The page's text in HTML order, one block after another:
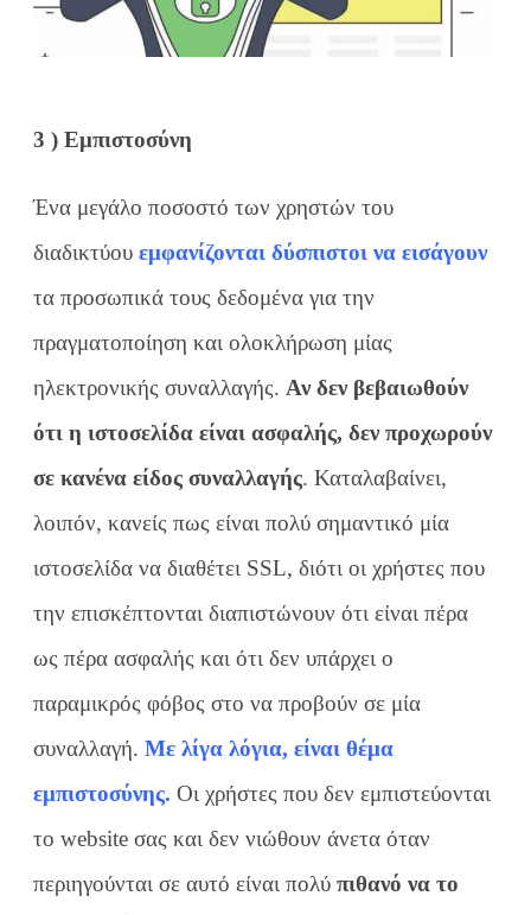
3 ) Εμπιστοσύνη
Ένα μεγάλο ποσοστό των χρηστών του
διαδικτύουεμφανίζονται δύσπιστοι να εισάγουν
τα προσωπικά τους δεδομένα για την
πραγματοποίηση και ολοκλήρωση μίας
ηλεκτρονικής συναλλαγής. Αν δεν βεβαιωθούν
ότι η ιστοσελίδα είναι ασφαλής, δεν προχωρούν
σε κανένα είδος συναλλαγής. Καταλαβαίνει,
λοιπόν, κανείς πως είναι πολύ σημαντικό μία
ιστοσελίδα να διαθέτει SSL, διότι οι χρήστες που
την επισκέπτονται διαπιστώνουν ότι είναι πέρα
ως πέρα ασφαλής και ότι δεν υπάρχει ο
παραμικρός φόβος στο να προβούν σε μία
συναλλαγή.Με λίγα λόγια, είναι θέμα
εμπιστοσύνης.Οι χρήστες που δεν εμπιστεύονται
το website σας και δεν νιώθουν άνετα όταν
περιηγούνται σε αυτό είναι πολύπιθανό να το